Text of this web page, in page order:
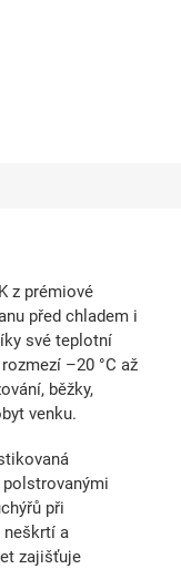
z prémiové
před chladem i
své teplotní
–20 °C až
běžky,
venku.
při
neškrtí a
zajišťuje